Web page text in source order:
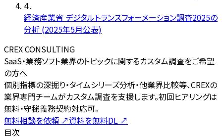
4.
経済産業省 デジタルトランスフォーメーション調査2025の
分析 (2025年5月公表)
CREX CONSULTING
SaaS・業務ソフト業界のトピックに関するカスタム調査をご希望
の方へ
個別指標の深掘り・タイムシリーズ分析・他業界比較等、CREXの
業界専門チームがカスタム調査を支援します。初回ヒアリングは
無料・守秘義務契約対応可。
無料相談を依頼 ↗資料を無料DL ↗
目次